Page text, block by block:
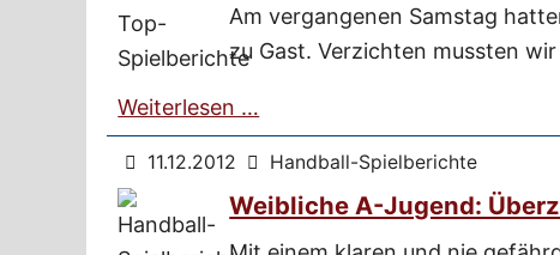
Am vergangenen Samstag
zu Gast. Verzichten mussten
Weiterlesen …
11.12.2012 Handball-Spielberichte
Weibliche A-Jugend: